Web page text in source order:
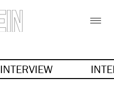
INTERVIEW